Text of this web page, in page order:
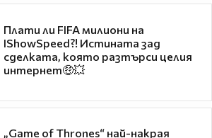
Плати ли FIFA милиони на
IShowSpeed?! Истината зад
сделката, която разтърси целия
интернет🤑💥
„Game of Thrones“ най-накрая